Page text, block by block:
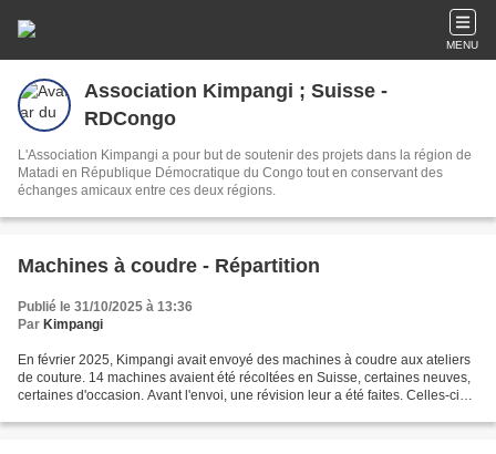
MENU
Association Kimpangi ; Suisse -
RDCongo
L'Association Kimpangi a pour but de soutenir des projets dans la région de
Matadi en République Démocratique du Congo tout en conservant des
échanges amicaux entre ces deux régions.
Machines à coudre - Répartition
Publié le 31/10/2025 à 13:36
Par Kimpangi
En février 2025, Kimpangi avait envoyé des machines à coudre aux ateliers
de couture. 14 machines avaient été récoltées en Suisse, certaines neuves,
certaines d'occasion. Avant l'envoi, une révision leur a été faites. Celles-ci